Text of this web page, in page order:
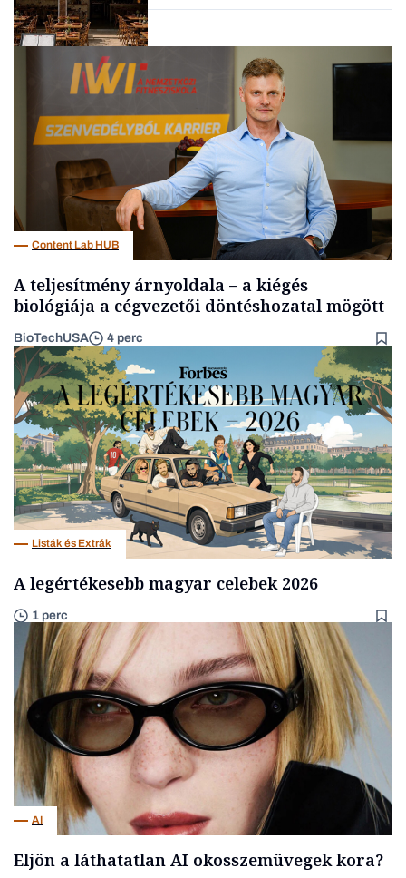
Content Lab HUB
A teljesítmény árnyoldala – a kiégés
biológiája a cégvezetői döntéshozatal mögött
BioTechUSA 4 perc
Listák és Extrák
A legértékesebb magyar celebek 2026
1 perc
AI
Eljön a láthatatlan AI okosszemüvegek kora?